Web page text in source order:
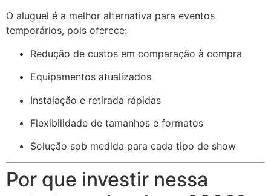
O aluguel é a melhor alternativa para eventos
temporários, pois oferece:
Redução de custos em comparação à compra
Equipamentos atualizados
Instalação e retirada rápidas
Flexibilidade de tamanhos e formatos
Solução sob medida para cada tipo de show
Por que investir nessa